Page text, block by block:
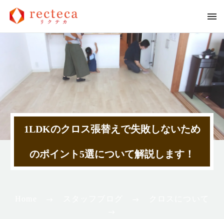
1LDKのクロス張替えで失敗しないため
のポイント5選について解説します！